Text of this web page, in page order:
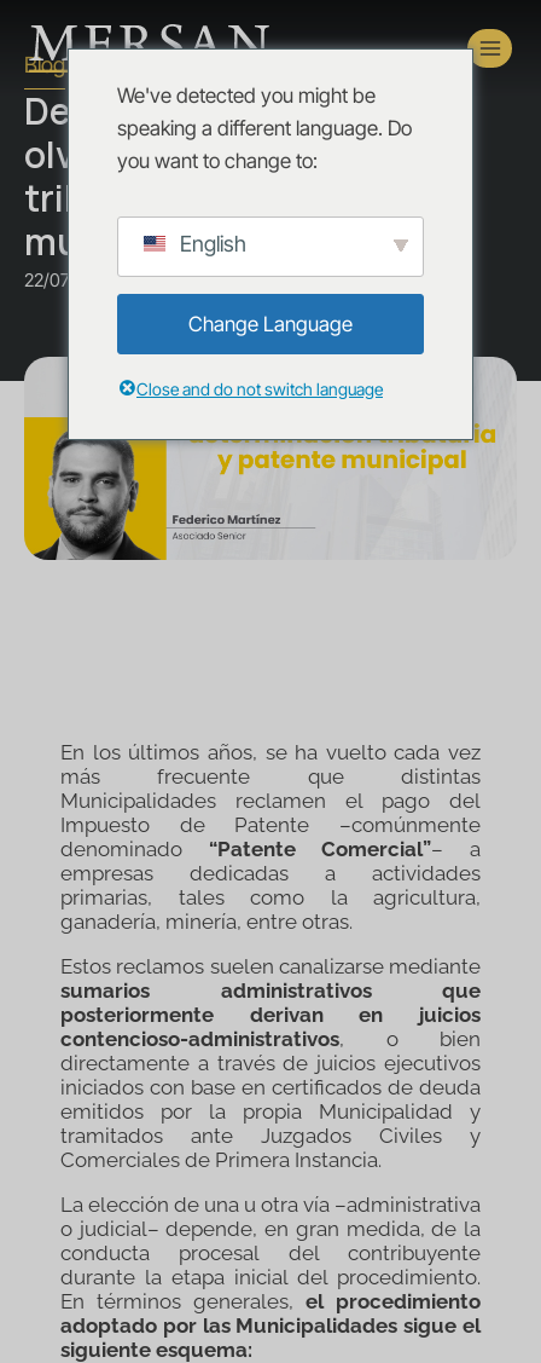
Blog
Derechos
olvidados: determinación
tributaria y patente
municipal
22/07/2025
En los últimos años, se ha vuelto cada vez
más frecuente que distintas
Municipalidades reclamen el pago del
Impuesto de Patente –comúnmente
denominado “Patente Comercial”– a
empresas dedicadas a actividades
primarias, tales como la agricultura,
ganadería, minería, entre otras.
Estos reclamos suelen canalizarse mediante
sumarios administrativos que
posteriormente derivan en juicios
contencioso-administrativos, o bien
directamente a través de juicios ejecutivos
iniciados con base en certificados de deuda
emitidos por la propia Municipalidad y
tramitados ante Juzgados Civiles y
Comerciales de Primera Instancia.
La elección de una u otra vía –administrativa
o judicial– depende, en gran medida, de la
conducta procesal del contribuyente
durante la etapa inicial del procedimiento.
En términos generales, el procedimiento
adoptado por las Municipalidades sigue el
siguiente esquema:
We've detected you might be
speaking a different language. Do
you want to change to:
English
Change Language
Close and do not switch language